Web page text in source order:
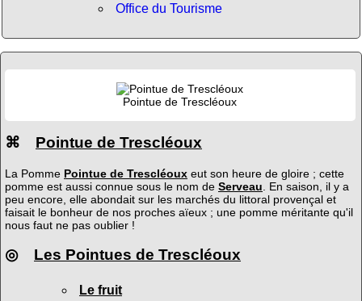
Office du Tourisme
Pointue de Trescléoux
⌘ Pointue de Trescléoux
La Pomme Pointue de Trescléoux eut son heure de gloire ; cette
pomme est aussi connue sous le nom de Serveau . En saison, il y a
peu encore, elle abondait sur les marchés du littoral provençal et
faisait le bonheur de nos proches aïeux ; une pomme méritante qu'il
nous faut ne pas oublier !
◎ Les Pointues de Trescléoux
Le fruit